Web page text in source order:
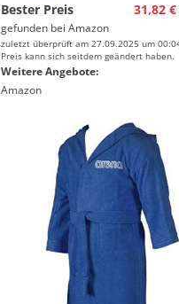
Bester Preis
31,82 €
gefunden bei Amazon
zuletzt überprüft am 27.09.2025 um
Preis kann sich seitdem geändert haben.
Weitere Angebote:
Amazon